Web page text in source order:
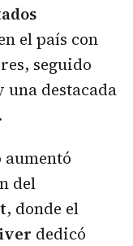
el país con
seguido
una destacada
.
del
, donde el
dedicó